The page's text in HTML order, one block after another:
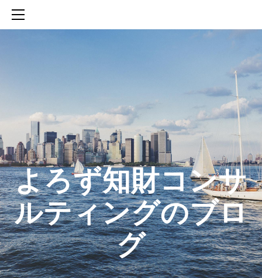
​よろず知財コンサ
ルティングのブロ
グ
SERVICES
知財活動のROICへの貢献
生成AIを活用した知財戦略の策定方法
生成AIとの「壁打ち」で、新たな発明を創出する方法